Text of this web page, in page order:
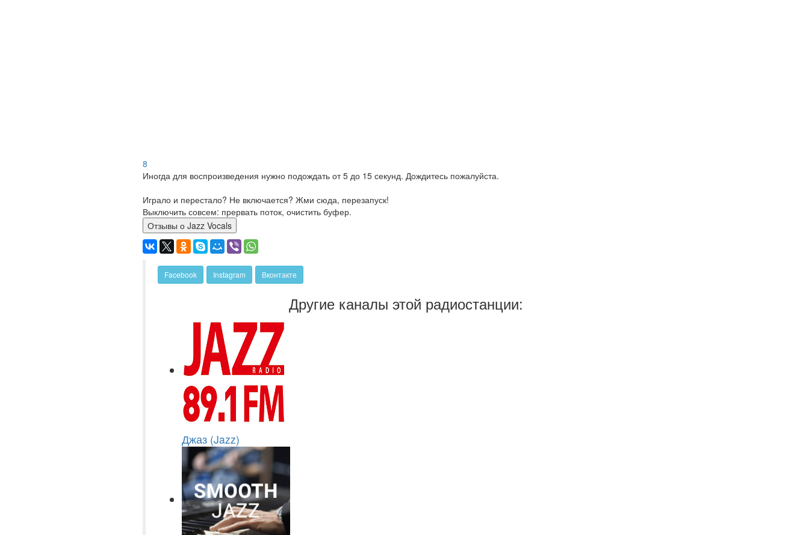
8
Иногда для воспроизведения нужно подождать от 5 до 15 секунд. Дождитесь пожалуйста.
Играло и перестало? Не включается? Жми сюда, перезапуск!
Выключить совсем: прервать поток, очистить буфер.
Отзывы о Jazz Vocals
Facebook Instagram Вконтакте
Другие каналы этой радиостанции:
Джаз (Jazz)